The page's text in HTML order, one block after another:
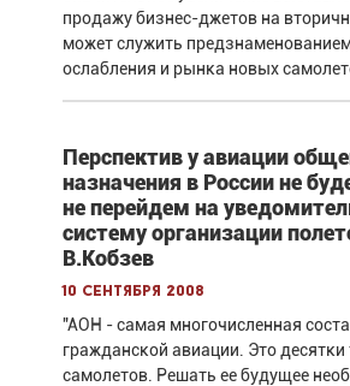
продажу бизнес-джетов на
может служить
ослабления и рынка новых
Перспектив у авиации
назначения в России не
не перейдем на
систему организации
В.Кобзев
10 сентября 2008
"АОН - самая многочисленная
гражданской авиации. Это десятки
самолетов. Решать ее будущее